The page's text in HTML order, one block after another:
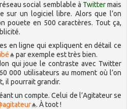
social semblable à Twittermais
sur un logiciel libre. Alors que l’on
pouete en 500 caractères. Tout ça,
en ligne qui expliquent en détail ce
par exemple est très bien.
qui joue le contraste avec Twitter
000 utilisateurs au moment où l’on
il pourrait grandir.
un compte. Celui de l’Agitateur se
. À toot !